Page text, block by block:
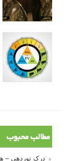
مطالب محبوب